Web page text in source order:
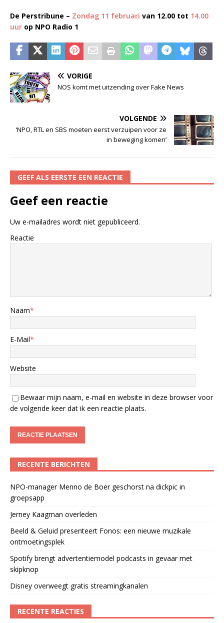
De Perstribune – Zondag 11 februari van 12.00 tot 14.00
uur op NPO Radio 1
VORIGE
NOS komt met uitzending over Fake News
VOLGENDE
‘NPO, RTL en SBS moeten eerst verzuipen voor ze
in beweging komen’
GEEF ALS EERSTE EEN REACTIE
Geef een reactie
Uw e-mailadres wordt niet gepubliceerd.
Reactie
Naam*
E-Mail*
Website
Bewaar mijn naam, e-mail en website in deze browser voor
de volgende keer dat ik een reactie plaats.
RECENTE BERICHTEN
NPO-manager Menno de Boer geschorst na dickpic in
groepsapp
Jerney Kaagman overleden
Beeld & Geluid presenteert Fonos: een nieuwe muzikale
ontmoetingsplek
Spotify brengt advertentiemodel podcasts in gevaar met
skipknop
Disney overweegt gratis streamingkanalen
RECENTE REACTIES